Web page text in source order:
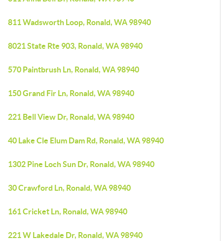
811 Wadsworth Loop, Ronald, WA 98940
8021 State Rte 903, Ronald, WA 98940
570 Paintbrush Ln, Ronald, WA 98940
150 Grand Fir Ln, Ronald, WA 98940
221 Bell View Dr, Ronald, WA 98940
40 Lake Cle Elum Dam Rd, Ronald, WA 98940
1302 Pine Loch Sun Dr, Ronald, WA 98940
30 Crawford Ln, Ronald, WA 98940
161 Cricket Ln, Ronald, WA 98940
221 W Lakedale Dr, Ronald, WA 98940